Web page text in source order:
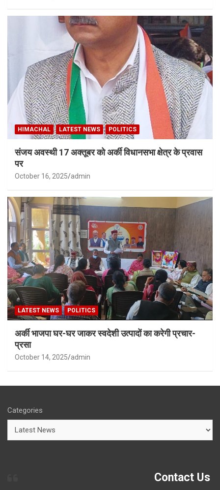
HIMACHAL LATEST NEWS POLITICS
संजय अवस्थी 17 अक्तूबर को अर्की विधानसभा क्षेत्र के प्रवास
पर
October 16, 2025 admin
LATEST NEWS POLITICS
अर्की भाजपा घर-घर जाकर स्वदेशी उत्पादों का करेगी प्रचार-
प्रसा
October 14, 2025 admin
Categories
Contact Us